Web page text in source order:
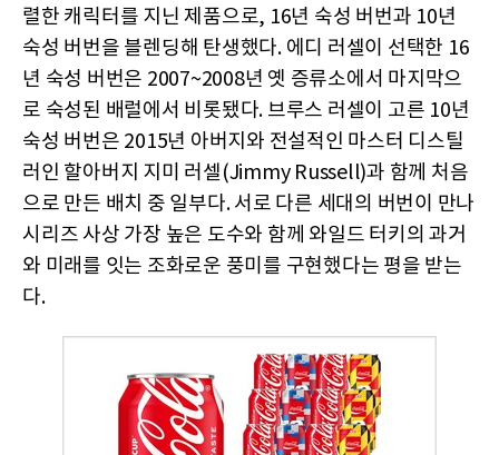
렬한 캐릭터를 지닌 제품으로, 16년 숙성 버번과 10년
숙성 버번을 블렌딩해 탄생했다. 에디 러셀이 선택한 16
년 숙성 버번은 2007~2008년 옛 증류소에서 마지막으
로 숙성된 배럴에서 비롯됐다. 브루스 러셀이 고른 10년
숙성 버번은 2015년 아버지와 전설적인 마스터 디스틸
러인 할아버지 지미 러셀(Jimmy Russell)과 함께 처음
으로 만든 배치 중 일부다. 서로 다른 세대의 버번이 만나
시리즈 사상 가장 높은 도수와 함께 와일드 터키의 과거
와 미래를 잇는 조화로운 풍미를 구현했다는 평을 받는
다.